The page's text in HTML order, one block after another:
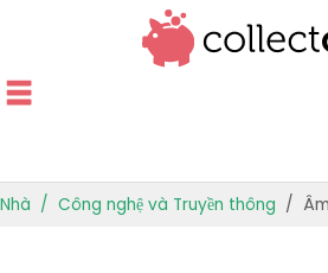
Nhà Công nghệ và Truyền thông